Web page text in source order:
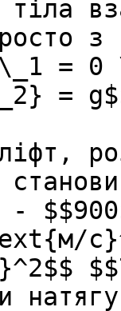
тiла
з
=
=
-